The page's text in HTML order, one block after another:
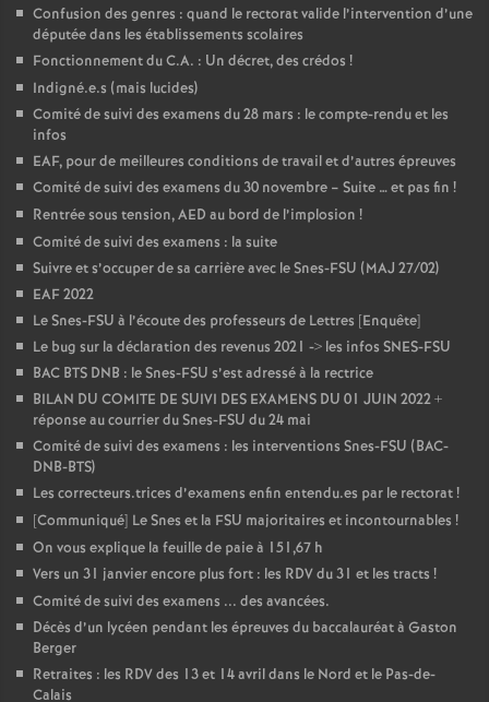
Confusion des genres : quand le rectorat valide l’intervention d’une
députée dans les établissements scolaires
Fonctionnement du C.A. : Un décret, des crédos !
Indigné.e.s (mais lucides)
Comité de suivi des examens du 28 mars : le compte-rendu et les
infos
EAF, pour de meilleures conditions de travail et d’autres épreuves
Comité de suivi des examens du 30 novembre – Suite … et pas fin !
Rentrée sous tension, AED au bord de l’implosion !
Comité de suivi des examens : la suite
Suivre et s’occuper de sa carrière avec le Snes-FSU (MAJ 27/02)
EAF 2022
Le Snes-FSU à l’écoute des professeurs de Lettres [Enquête]
Le bug sur la déclaration des revenus 2021 -> les infos SNES-FSU
BAC BTS DNB : le Snes-FSU s’est adressé à la rectrice
BILAN DU COMITE DE SUIVI DES EXAMENS DU 01 JUIN 2022 +
réponse au courrier du Snes-FSU du 24 mai
Comité de suivi des examens : les interventions Snes-FSU (BAC-
DNB-BTS)
Les correcteurs.trices d’examens enfin entendu.es par le rectorat!
[Communiqué] Le Snes et la FSU majoritaires et incontournables !
On vous explique la feuille de paie à 151,67 h
Vers un 31 janvier encore plus fort : les RDV du 31 et les tracts !
Comité de suivi des examens ... des avancées.
Décès d’un lycéen pendant les épreuves du baccalauréat à Gaston
Berger
Retraites : les RDV des 13 et 14 avril dans le Nord et le Pas-de-
Calais